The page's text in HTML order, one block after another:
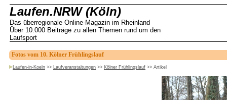
Laufen.NRW (Köln)
Das überregionale Online-Magazin im Rheinland
Über 10.000 Beiträge zu allen Themen rund um den
Laufsport
Fotos vom 10. Kölner Frühlingslauf
Laufen-in-Koeln >> Laufveranstaltungen >> Kölner Frühlingslauf >> Artikel